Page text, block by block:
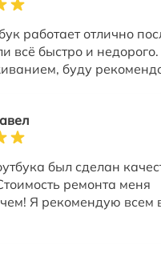
работает отлично
всё быстро и
буду
был сделан
ремонта меня
чем! Я рекомендую всем